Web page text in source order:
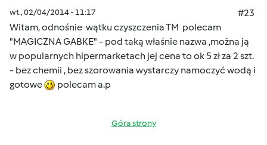
wt., 02/04/2014 - 11:17
#23
Witam, odnośnie wątku czyszczenia TM polecam
"MAGICZNA GABKE" - pod taką właśnie nazwa ,można ją
w popularnych hipermarketach jej cena to ok 5 zł za 2 szt.
- bez chemii , bez szorowania wystarczy namoczyć wodą i
gotowe
polecam a.p
Góra strony